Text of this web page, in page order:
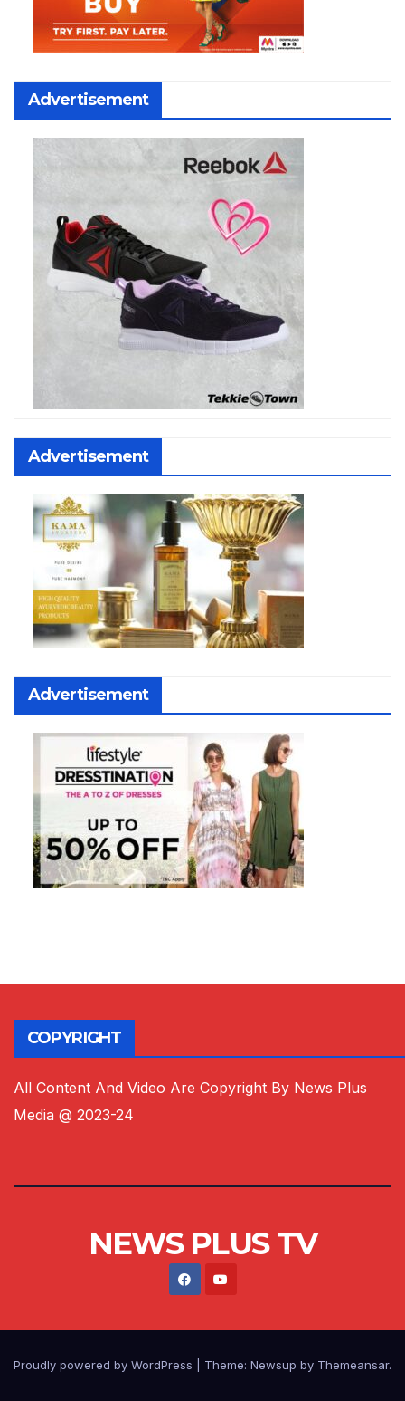
Advertisement
Advertisement
Advertisement
COPYRIGHT
All Content And Video Are Copyright By News Plus
Media @ 2023-24
NEWS PLUS TV
Proudly powered by WordPress Theme: Newsup by Themeansar.